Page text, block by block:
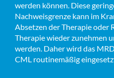
werden können. Diese
Nachweisgrenze kann im
Absetzen der Therapie oder
Therapie wieder zunehmen
werden. Daher wird das
CML routinemäßig